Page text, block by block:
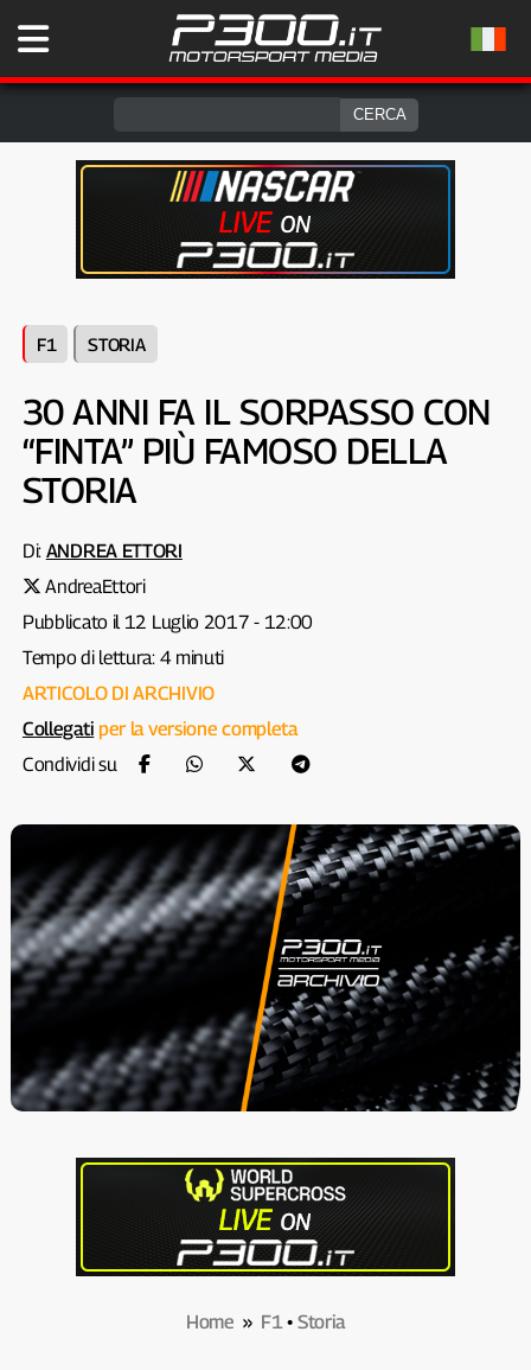
F1 STORIA
30 ANNI FA IL SORPASSO CON
“FINTA” PIÙ FAMOSO DELLA
STORIA
Di: ANDREA ETTORI
AndreaEttori
Pubblicato il 12 Luglio 2017 - 12:00
Tempo di lettura: 4 minuti
ARTICOLO DI ARCHIVIO
Collegati per la versione completa
Condividi su
Home » F1• Storia